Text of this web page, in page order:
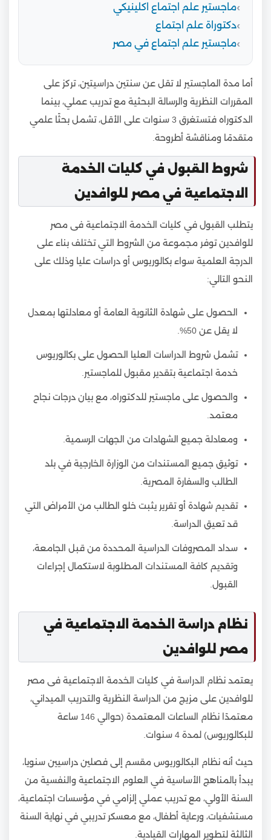
ماجستير علم اجتماع اكلينيكي
دكتوراة علم اجتماع
ماجستير علم اجتماع في مصر
أما مدة الماجستير لا تقل عن سنتين دراسيتين، تركز على
المقررات النظرية والرسالة البحثية مع تدريب عملي، بينما
الدكتوراه فتستغرق 3 سنوات على الأقل، تشمل بحثًا علمي
متقدمًا ومناقشة أطروحة.
شروط القبول في كليات الخدمة
الاجتماعية في مصر للوافدين
يتطلب القبول في كليات الخدمة الاجتماعية فى مصر
للوافدين توفر مجموعة من الشروط التي تختلف بناء على
الدرجة العلمية سواء بكالوريوس أو دراسات عليا وذلك على
النحو التالي:
الحصول على شهادة الثانوية العامة أو معادلتها بمعدل
لا يقل عن 50%.
تشمل شروط الدراسات العليا الحصول على بكالوريوس
خدمة اجتماعية بتقدير مقبول للماجستير.
والحصول على ماجستير للدكتوراه، مع بيان درجات نجاح
معتمد.
ومعادلة جميع الشهادات من الجهات الرسمية.
توثيق جميع المستندات من الوزارة الخارجية في بلد
الطالب والسفارة المصرية.
تقديم شهادة أو تقرير يثبت خلو الطالب من الأمراض التي
قد تعيق الدراسة.
سداد المصروفات الدراسية المحددة من قبل الجامعة،
وتقديم كافة المستندات المطلوبة لاستكمال إجراءات
القبول.
نظام دراسة الخدمة الاجتماعية في
مصر للوافدين
يعتمد نظام الدراسة في كليات الخدمة الاجتماعية فى مصر
للوافدين على مزيج من الدراسة النظرية والتدريب الميداني،
معتمدًا نظام الساعات المعتمدة (حوالي 146 ساعة
للبكالوريوس) لمدة 4 سنوات.
حيث أنه نظام البكالوريوس مقسم إلى فصلين دراسيين سنويا،
يبدأ بالمناهج الأساسية في العلوم الاجتماعية والنفسية من
السنة الأولي، مع تدريب عملي إلزامي في مؤسسات اجتماعية،
مستشفيات، ورعاية أطفال، مع معسكر تدريبي في نهاية السنة
الثالثة لتطوير المهارات القيادية.